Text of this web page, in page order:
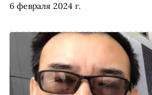
6 февраля 2024 г.
преступление Хэнцзюню
стран — в материале «Сноба»